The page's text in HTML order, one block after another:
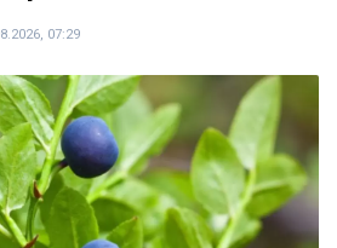
07:29